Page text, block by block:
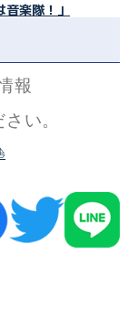
音楽隊！」
報
い。